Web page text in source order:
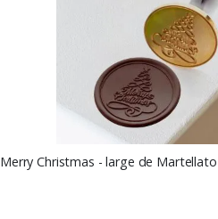
Merry Christmas - large de